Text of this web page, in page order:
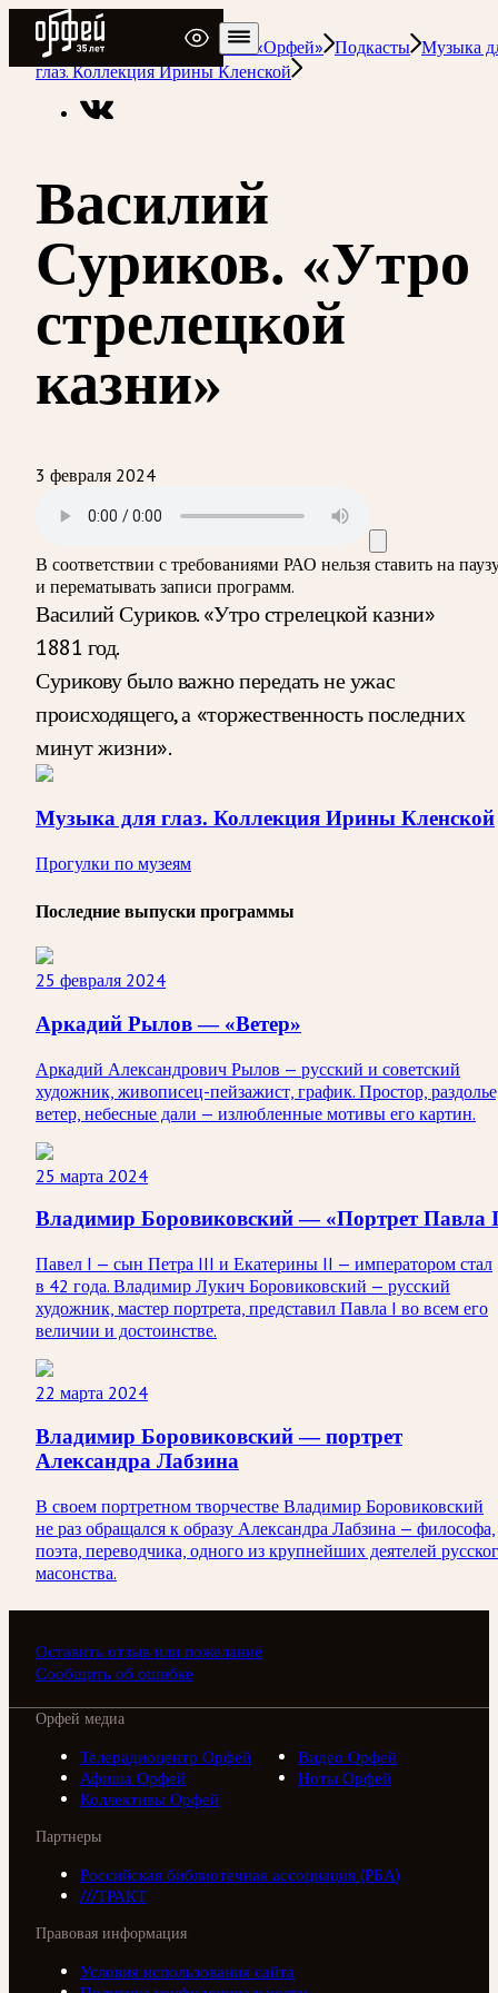
Радио Орфей
Радио классической музыки «Орфей» Подкасты Музыка
глаз. Коллекция Ирины Кленской
Василий
Суриков. «Утро
стрелецкой
казни»
3 февраля 2024
В соответствии с требованиями РАО нельзя ставить на
и перематывать записи программ.
Василий Суриков. «Утро стрелецкой казни»
1881 год.
Сурикову было важно передать не ужас
происходящего, а «торжественность последних
минут жизни».
Музыка для глаз. Коллекция Ирины Кленской
Прогулки по музеям
Последние выпуски программы
25 февраля 2024
Аркадий Рылов — «Ветер»
Аркадий Александрович Рылов — русский и советский
художник, живописец-пейзажист, график. Простор,
ветер, небесные дали — излюбленные мотивы его картин.
25 марта 2024
Владимир Боровиковский — «Портрет Павла
Павел I — сын Петра III и Екатерины II — императором стал
в 42 года. Владимир Лукич Боровиковский — русский
художник, мастер портрета, представил Павла I во всем его
величии и достоинстве.
22 марта 2024
Владимир Боровиковский — портрет
Александра Лабзина
В своем портретном творчестве Владимир Боровиковский
не раз обращался к образу Александра Лабзина — философа,
поэта, переводчика, одного из крупнейших деятелей
масонства.
Оставить отзыв или пожелание
Сообщить об ошибке
Орфей медиа
Телерадиоцентр Орфей
Видео Орфей
Афиша Орфей
Ноты Орфей
Коллективы Орфей
Партнеры
Российская библиотечная ассоциация (РБА)
///ТРАКТ
Правовая информация
Условия использования сайта